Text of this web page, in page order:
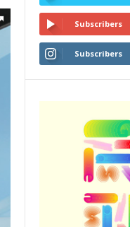
Subscribers
Subscribers